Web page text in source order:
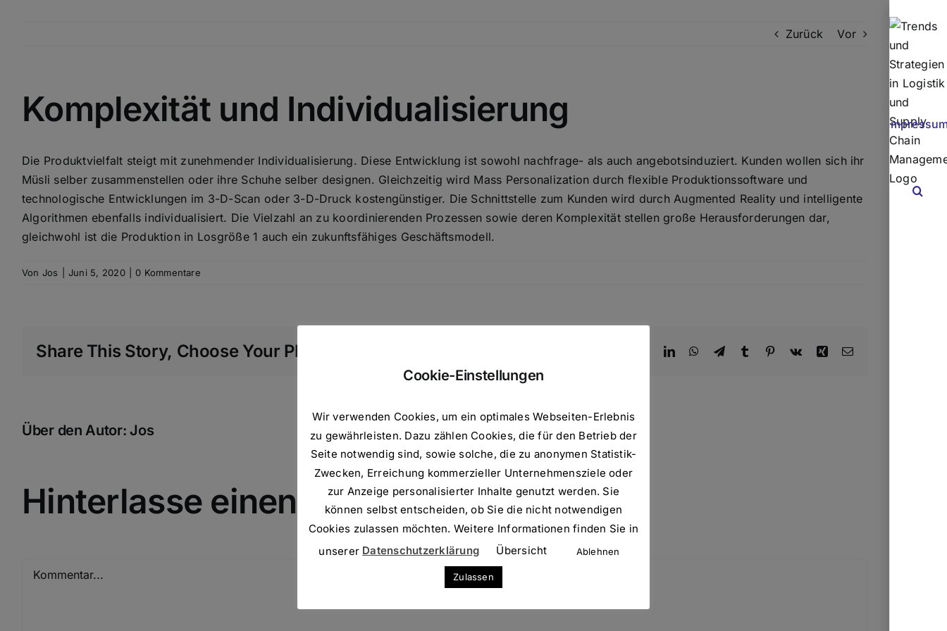
Zurück Vor
Zeige
grösseres
Komplexität und Individualisierung
Die Produktvielfalt steigt mit zunehmender Individualisierung. Diese Entwicklung ist sowohl nachfrage- als auch angebotsinduziert. Kunden wollen sich ihr
Müsli selber zusammenstellen oder ihre Schuhe selber designen. Gleichzeitig wird Mass Personalization durch flexible Produktionssoftware und
technologische Entwicklungen im 3-D-Scan oder 3-D-Druck kostengünstiger. Die Schnittstelle zum Kunden wird durch Augmented Reality und intelligente
Algorithmen ebenfalls individualisiert. Die Vielzahl an zu koordinierenden Prozessen sowie deren Komplexität stellen große Herausforderungen dar,
gleichwohl ist die Produktion in Losgröße 1 auch ein zukunftsfähiges Geschäftsmodell.
Von Jos Juni 5, 2020 0 Kommentare
Share This Story, Choose Your Platform! RedditLinkedInWhatsApp
TelegramTumblr Pinterest
Vk Xing E-
Über den Autor:Jos
Hinterlasse einen Kommentar
Cookie-Einstellungen
Wir verwenden Cookies, um ein optimales Webseiten-Erlebnis
zu gewährleisten. Dazu zählen Cookies, die für den Betrieb der
Seite notwendig sind, sowie solche, die zu anonymen Statistik-
Zwecken, Erreichung kommerzieller Unternehmensziele oder
zur Anzeige personalisierter Inhalte genutzt werden. Sie
können selbst entscheiden, ob Sie die nicht notwendigen
Cookies zulassen möchten. Weitere Informationen finden Sie in
unserer Datenschutzerklärung Übersicht Ablehnen
Zulassen